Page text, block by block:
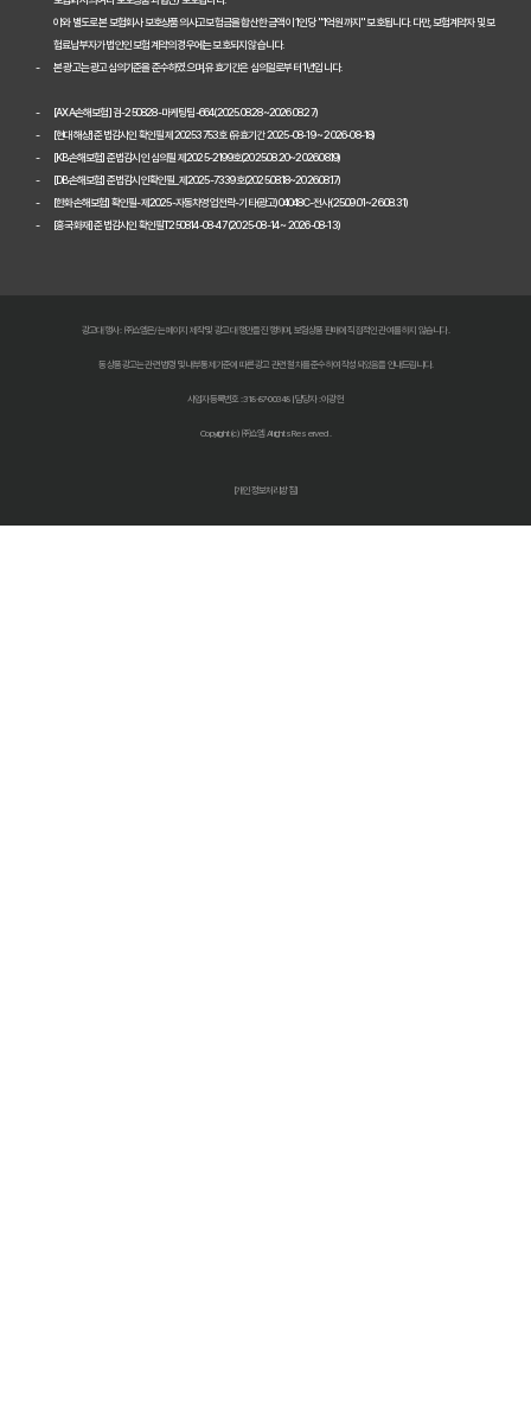
내 차에 딱 맞는 자동차보험, 비교하고 고르는 완벽 가이드
2026 자동차보험 다이렉트 비교견적: 숨은 혜택 찾고 보험료 낮추는
자동차보험 다이렉트 비교사이트, 숨겨진 할인 꿀팁으로 진짜 최저가
다이렉트 자동차보험료 아끼는 법: 2026년 견적, 숨겨진 할인 꿀팁 대
다이렉트 자동차보험 비교견적: 숨은 1cm까지 찾아 보험료 낮추는 비
자동차 보험료 인상, 다이렉트 비교견적 사이트로 한 번에 해결!
이와 별도로 본 보험회사 보호상품의 사고보험금을 합산한 금액이 1인당 "1억원까지" 보호됩니다. 다만, 보험계약자 및 보
험료납부자가 법인인 보험계약의 경우에는 보호되지 않습니다.
본 광고는 광고심의기준을 준수하였으며, 유효기간은 심의일로부터 1년입니다.
[AXA손해보험] 검-250828-마케팅팀-664(2025.08.28~2026.08.27)
[현대해상] 준법감시인 확인필 제20253753호 (유효기간 2025-08-19 ~ 2026-08-18)
[KB손해보험] 준법감시인 심의필 제2025-2199호(2025.08.20~2026.08.19)
[DB손해보험] 준법감시인확인필_제2025-7339호(2025.08.18~2026.08.17)
[한화손해보험] 확인필-제2025-자동차영업전략-기타(광고)04048C-전사(25.09.01~26.08.31)
[흥국화재] 준법감시인 확인필T250814-08-47 (2025-08-14 ~ 2026-08-13)
광고대행사 : ㈜쇼엠은/는 페이지 제작 및 광고 대행만을 진행하며, 보험상품 판매에 직접적인 관여를 하지 않습니다.
동 상품광고는 관련 법령 및 내부통제기준에 따른 광고 관련 절차를 준수하여 작성되었음을 안내드립니다.
사업자등록번호 : 318-87-00348 | 담당자 : 이광헌
Copyright (c) ㈜쇼엠 All rights Reserved.
[개인정보처리방침]